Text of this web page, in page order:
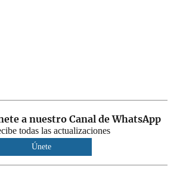
a nuestro Canal de WhatsApp
todas las actualizaciones
Únete